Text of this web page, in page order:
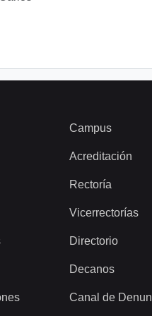
Campus
Acreditación
Rectoría
Vicerrectorías
Directorio
Decanos
Canal de